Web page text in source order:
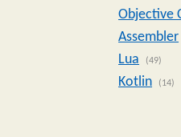
Objective
Assembler
Lua
(49)
Kotlin (14)